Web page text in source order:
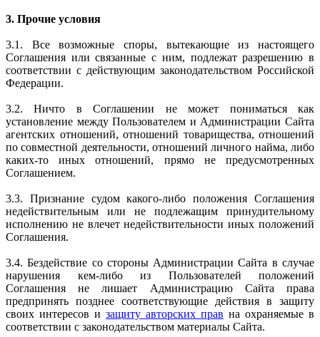
3. Прочие условия
3.1. Все возможные споры, вытекающие из настоящего
Соглашения или связанные с ним, подлежат разрешению в
соответствии с действующим законодательством Российской
Федерации.
3.2. Ничто в Соглашении не может пониматься как
установление между Пользователем и Администрации Сайта
агентских отношений, отношений товарищества, отношений
по совместной деятельности, отношений личного найма, либо
каких-то иных отношений, прямо не предусмотренных
Соглашением.
3.3. Признание судом какого-либо положения Соглашения
недействительным или не подлежащим принудительному
исполнению не влечет недействительности иных положений
Соглашения.
3.4. Бездействие со стороны Администрации Сайта в случае
нарушения кем-либо из Пользователей положений
Соглашения не лишает Администрацию Сайта права
предпринять позднее соответствующие действия в защиту
своих интересов и защиту авторских прав на охраняемые в
соответствии с законодательством материалы Сайта.